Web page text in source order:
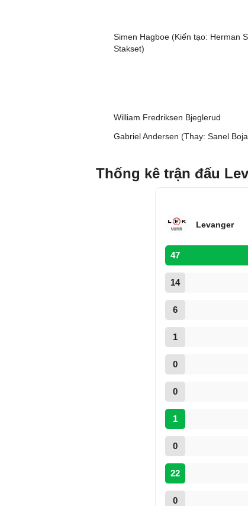
Simen Hagboe (Kiến tạo: Herman
Stakset)
William Fredriksen Bjeglerud
Gabriel Andersen (Thay: Sanel
Thống kê trận đấu
Levanger
47
14
6
1
0
0
1
0
22
0